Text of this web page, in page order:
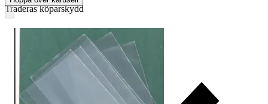
Traderas köparskydd